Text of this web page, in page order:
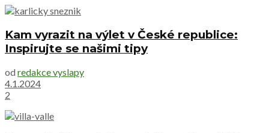
Kam vyrazit na výlet v České republice:
Inspirujte se našimi tipy
od redakce vyslapy
4.1.2024
2